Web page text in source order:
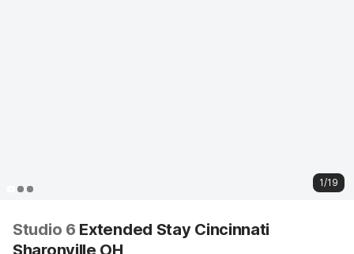
1/19
Studio 6 Extended Stay Cincinnati